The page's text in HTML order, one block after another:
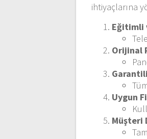
ihtiyaçlarına
Eğitimli
Orijinal
Uygun
Müşteri